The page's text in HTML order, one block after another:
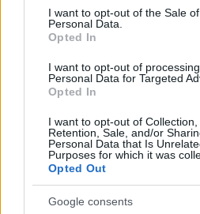
consent section.
I want to opt-out of the Sale
Personal Data.
Opted In
I want to opt-out of
Personal Data for Targeted
Opted In
I want to opt-out of Collection,
Retention, Sale, and/or
Personal Data that Is
Purposes for which it was
Opted Out
Google consents